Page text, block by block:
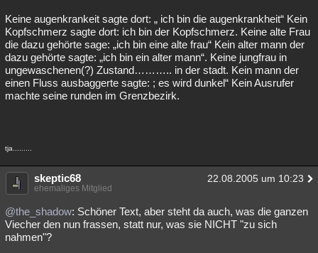
Keine augenkrankeit sagte dort: „ ich bin die augenkrankheit“ Kein
Kopfschmerz sagte dort: ich bin der Kopfschmerz. Keine alte Frau
die dazu gehörte sage: „ich bin eine alte frau“ Kein alter mann der
dazu gehörte sagte: „ich bin ein alter mann“. Keine jungfrau in
ungewaschenen(?) Zustand……….. in der stadt. Kein mann der
einen Fluss ausbaggerte sagte: ; es wird dunkel“ Kein Ausrufer
machte seine runden im Grenzbezirk.
tja.........
skeptic68 22.08.2005 um 10:23
ehemaliges Mitglied
@the_shadow: Schöner Text, aber steht da auch, was die ganzen
Viecher den nun frassen, statt nur, was sie NICHT "zu sich
nahmen"?